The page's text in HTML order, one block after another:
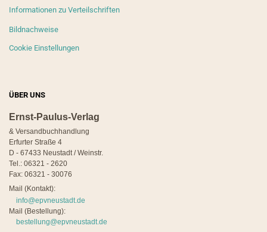
Informationen zu Verteilschriften
Bildnachweise
Cookie Einstellungen
ÜBER UNS
Ernst-Paulus-Verlag
& Versandbuchhandlung
Erfurter Straße 4
D - 67433 Neustadt / Weinstr.
Tel.: 06321 - 2620
Fax: 06321 - 30076
Mail (Kontakt):
info@epvneustadt.de
Mail (Bestellung):
bestellung@epvneustadt.de